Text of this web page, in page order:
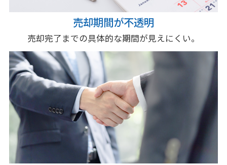
売却期間が不透明
売却完了までの具体的な期間が見えにくい。